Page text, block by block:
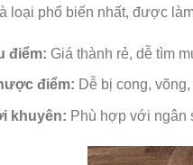
loại phổ biến nhất, được
điểm: Giá thành rẻ, dễ tìm
điểm: Dễ bị cong,
khuyên: Phù hợp với ngân